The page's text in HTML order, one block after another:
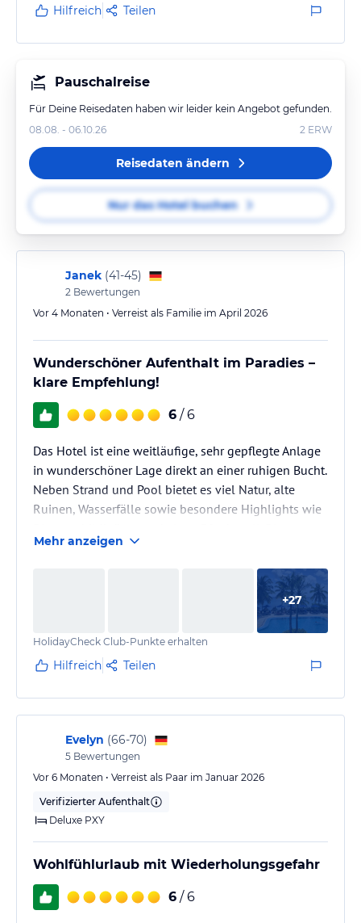
Hilfreich Teilen
Pauschalreise
Für Deine Reisedaten haben wir leider kein Angebot gefunden.
08.08. - 06.10.26
2 ERW
Reisedaten ändern
Nur das Hotel buchen
Janek (41-45)
2 Bewertungen
Vor 4 Monaten • Verreist als Familie im April 2026
Wunderschöner Aufenthalt im Paradies –
klare Empfehlung!
6 / 6
Das Hotel ist eine weitläufige, sehr gepflegte Anlage
in wunderschöner Lage direkt an einer ruhigen Bucht.
Neben Strand und Pool bietet es viel Natur, alte
Ruinen, Wasserfälle sowie besondere Highlights wie
Atmosphäre ist insgesamt sehr entspannt und ruhig –
man findet jederzeit freie Liegen und Plätze in den
Die Zimmer sind großzügig geschnitten, sauber und
komfortabel, wenn auch nicht ganz auf dem
neuesten Stand. Viele Zimmer bieten einen…
Mehr anzeigen
+27
HolidayCheck Club-Punkte erhalten
Hilfreich Teilen
Evelyn (66-70)
5 Bewertungen
Vor 6 Monaten • Verreist als Paar im Januar 2026
Verifizierter Aufenthalt
Deluxe PXY
Wohlfühlurlaub mit Wiederholungsgefahr
6 / 6